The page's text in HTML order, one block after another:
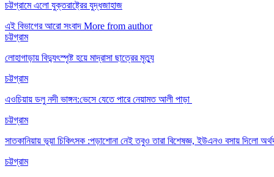
চট্টগ্রামে এলো যুক্তরাষ্ট্রের যুদ্ধজাহাজ
এই বিভাগের আরো সংবাদ More from author
চট্টগ্রাম
লোহাগাড়ায় বিদ্যুৎস্পৃষ্ট হয়ে মাদ্রাসা ছাত্রের মৃত্যু
চট্টগ্রাম
এওচিয়ায় ডলু নদী ভাঙ্গন:ভেসে যেতে পারে নেয়ামত আলী পাড়া
চট্টগ্রাম
সাতকানিয়ায় ভূয়া চিকিৎসক :পড়াশোনা নেই তবুও তারা বিশেষজ্ঞ, ইউএনও বসায় দিলো
চট্টগ্রাম